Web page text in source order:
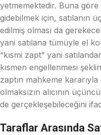
yetmemektedir. Buna göre
gidebilmek için, satılanın
edilmiş olması da
yani satılana tümüyle el
“kısmi zapt” yani
kısmen engellenmesi
zaptın mahkeme
olmaksızın alıcının
de gerçekleşebileceğini
Taraflar Arasında